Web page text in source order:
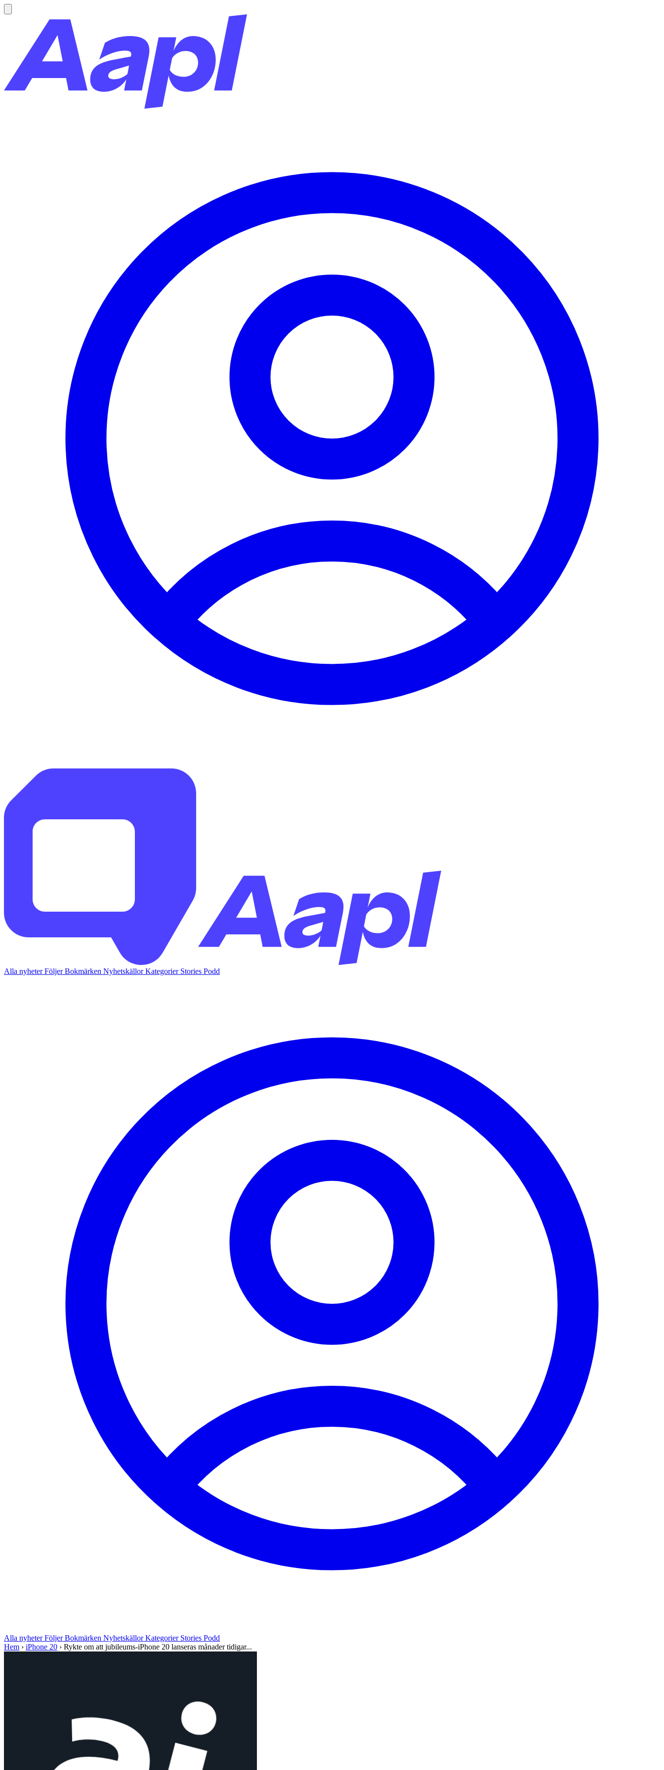
Alla nyheterFöljerBokmärken NyhetskällorKategorier Stories Podd
Alla nyheterFöljerBokmärken NyhetskällorKategorier Stories Podd
Hem › iPhone 20 › Rykte om att jubileums-iPhone 20 lanseras månader tidigar...